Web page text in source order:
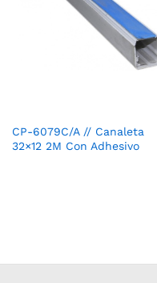
CP-6079C/A // Canaleta
32×12 2M Con Adhesivo